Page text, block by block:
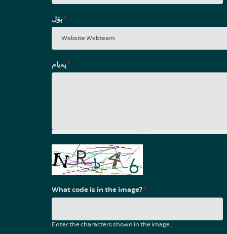
*
*
What code is in the image?*
Enter the characters shown in the image.